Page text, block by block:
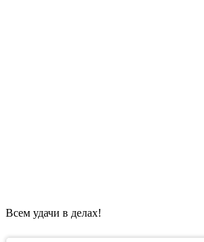
Всем удачи в делах!